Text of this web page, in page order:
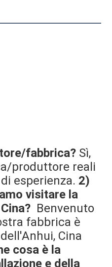
fabbrica? Sì,
produttore reali
esperienza. 2)
visitare la
  Benvenuto
fabbrica è
Cina
cosa è la
e della